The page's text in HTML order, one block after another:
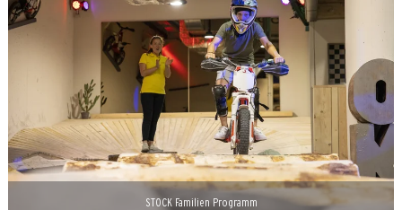
STOCK Familien Programm